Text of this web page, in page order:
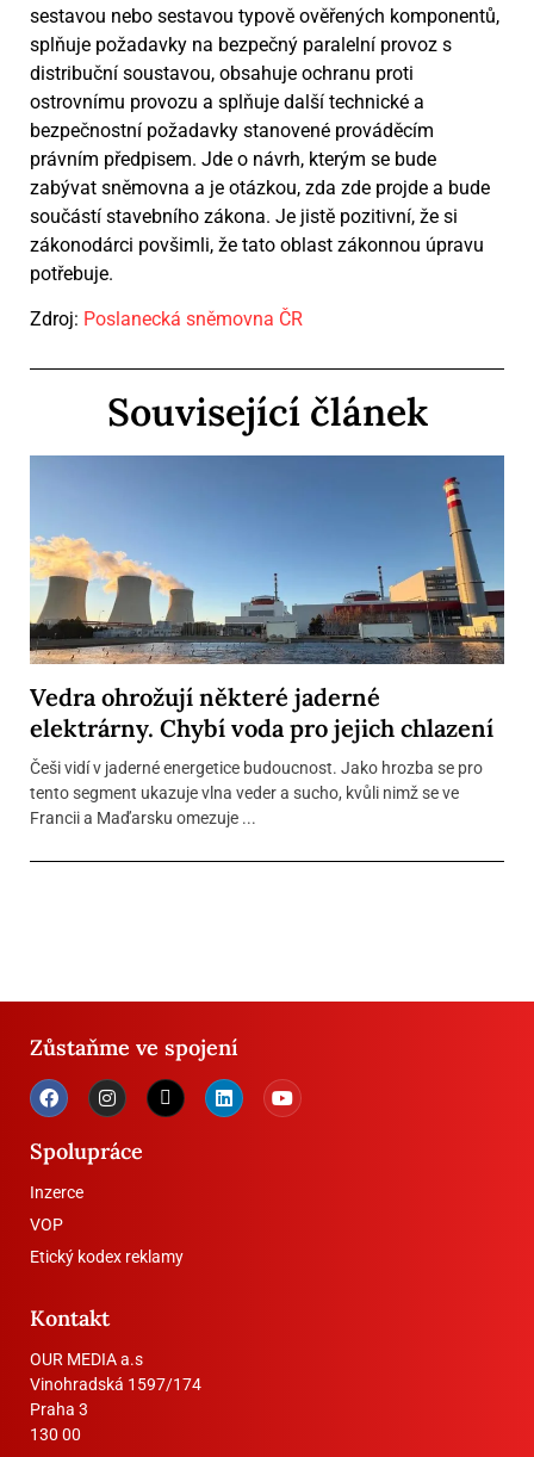
sestavou nebo sestavou typově ověřených komponentů,
splňuje požadavky na bezpečný paralelní provoz s
distribuční soustavou, obsahuje ochranu proti
ostrovnímu provozu a splňuje další technické a
bezpečnostní požadavky stanovené prováděcím
právním předpisem. Jde o návrh, kterým se bude
zabývat sněmovna a je otázkou, zda zde projde a bude
součástí stavebního zákona. Je jistě pozitivní, že si
zákonodárci povšimli, že tato oblast zákonnou úpravu
potřebuje.
Zdroj: Poslanecká sněmovna ČR
Související článek
Vedra ohrožují některé jaderné
elektrárny. Chybí voda pro jejich chlazení
Češi vidí v jaderné energetice budoucnost. Jako hrozba se pro
tento segment ukazuje vlna veder a sucho, kvůli nimž se ve
Francii a Maďarsku omezuje ...
Zůstaňme ve spojení
Spolupráce
Inzerce
VOP
Etický kodex reklamy
Kontakt
OUR MEDIA a.s
Vinohradská 1597/174
Praha 3
130 00